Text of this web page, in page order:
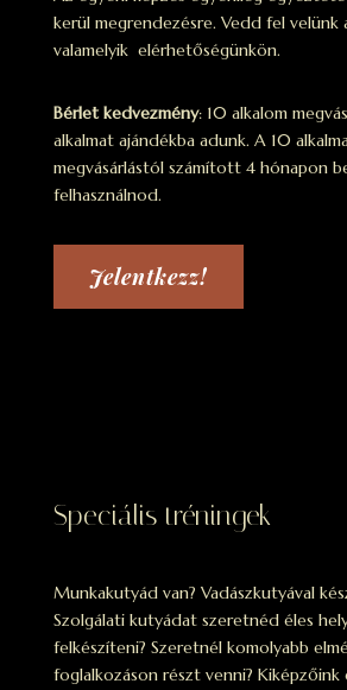
kerül megrendezésre. Vedd fel velünk
valamelyik elérhetőségünkön.
Bérlet kedvezmény: 10 alkalom
alkalmat ajándékba adunk. A 10
megvásárlástól számított 4 hónapon
felhasználnod.
Jelentkezz!
Speciális tréningek
Munkakutyád van? Vadászkutyával
Szolgálati kutyádat szeretnéd éles
felkészíteni? Szeretnél komolyabb
foglalkozáson részt venni? Kiképzőink